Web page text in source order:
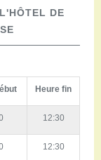
DE
Heure fin
12:30
12:30